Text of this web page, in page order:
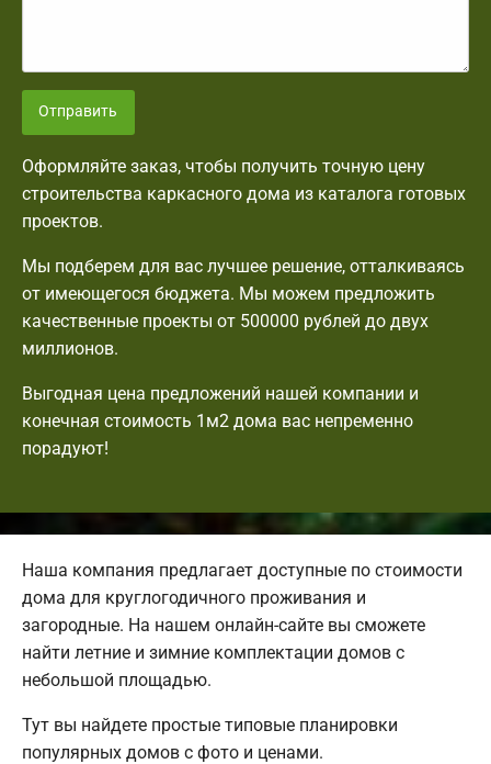
Отправить
Оформляйте заказ, чтобы получить точную цену
строительства каркасного дома из каталога готовых
проектов.
Мы подберем для вас лучшее решение, отталкиваясь
от имеющегося бюджета. Мы можем предложить
качественные проекты от 500000 рублей до двух
миллионов.
Выгодная цена предложений нашей компании и
конечная стоимость 1м2 дома вас непременно
порадуют!
Наша компания предлагает доступные по стоимости
дома для круглогодичного проживания и
загородные. На нашем онлайн-сайте вы сможете
найти летние и зимние комплектации домов с
небольшой площадью.
Тут вы найдете простые типовые планировки
популярных домов с фото и ценами.